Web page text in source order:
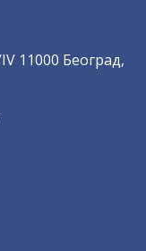
11000 Београд,